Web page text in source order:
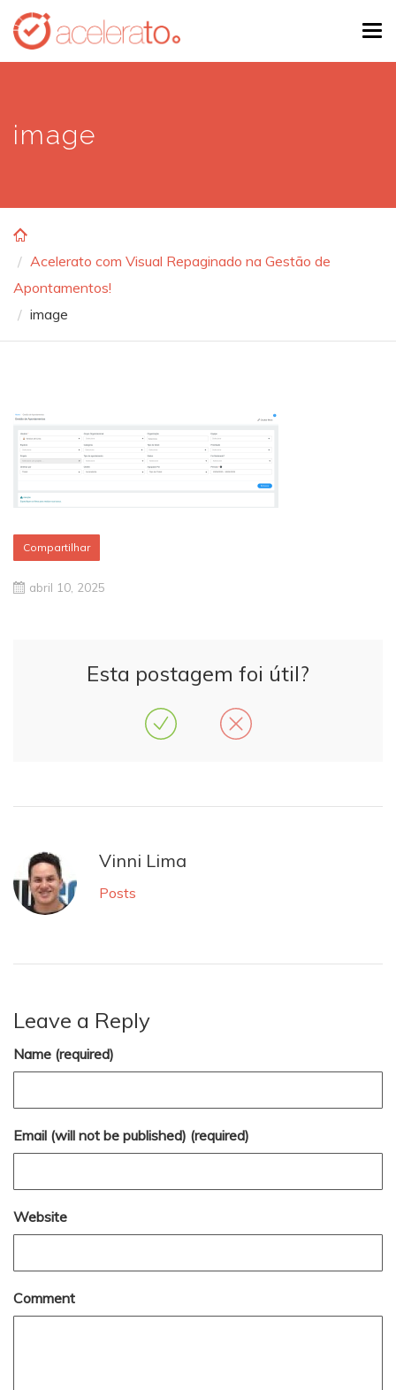
Skip
main
image
Acelerato com Visual Repaginado na Gestão de
Apontamentos!
image
Compartilhar
abril 10, 2025
Esta postagem foi útil?
Vinni Lima
Posts
Leave a Reply
Name (required)
Email (will not be published) (required)
Website
Comment